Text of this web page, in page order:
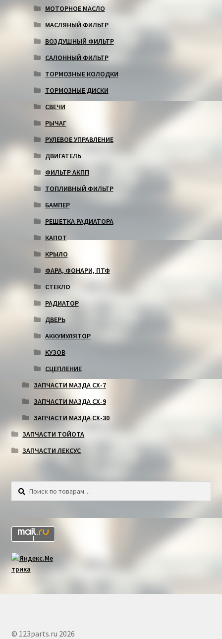
МОТОРНОЕ МАСЛО
МАСЛЯНЫЙ ФИЛЬТР
ВОЗДУШНЫЙ ФИЛЬТР
САЛОННЫЙ ФИЛЬТР
ТОРМОЗНЫЕ КОЛОДКИ
ТОРМОЗНЫЕ ДИСКИ
СВЕЧИ
РЫЧАГ
РУЛЕВОЕ УПРАВЛЕНИЕ
ДВИГАТЕЛЬ
ФИЛЬТР АКПП
ТОПЛИВНЫЙ ФИЛЬТР
БАМПЕР
РЕШЕТКА РАДИАТОРА
КАПОТ
КРЫЛО
ФАРА, ФОНАРИ, ПТФ
СТЕКЛО
РАДИАТОР
ДВЕРЬ
АККУМУЛЯТОР
КУЗОВ
СЦЕПЛЕНИЕ
ЗАПЧАСТИ МАЗДА СХ-7
ЗАПЧАСТИ МАЗДА СХ-9
ЗАПЧАСТИ МАЗДА СХ-30
ЗАПЧАСТИ ТОЙОТА
ЗАПЧАСТИ ЛЕКСУС
Искать:
Поиск
© 123parts.ru 2026